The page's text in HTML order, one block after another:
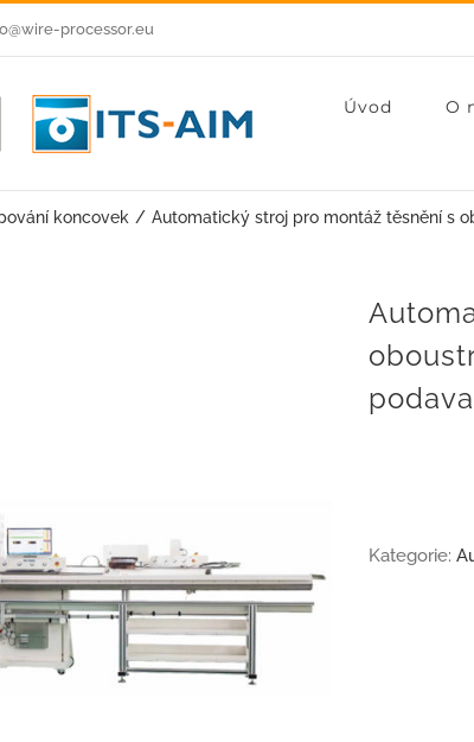
processor.eu
Úvod O
koncovek Automatický stroj pro montáž těsnění s
Kategorie: